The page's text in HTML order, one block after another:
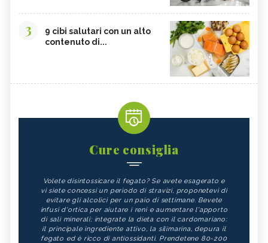
3
9 cibi salutari con un alto
contenuto di...
Cure consiglia
Volete disintossicare il fegato? Se avete esagerato e
vi siete concessi un periodo di stravizi, proponetevi di
evitare gli alcolici per un paio di settimane. Bevete
infusi d'ortica per aiutare i reni e aumentare l'apporto
di sali minerali; integrate la dieta con il cardomariano:
il principale ingrediente attivo, la silimarina, depura il
fegato ed è ricco di antiossidanti. Prendetene 80-200